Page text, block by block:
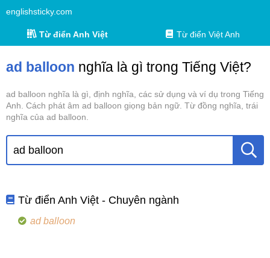
englishsticky.com
Từ điển Anh Việt Từ điển Việt Anh
ad balloon nghĩa là gì trong Tiếng Việt?
ad balloon nghĩa là gì, định nghĩa, các sử dụng và ví dụ trong Tiếng
Anh. Cách phát âm ad balloon giọng bản ngữ. Từ đồng nghĩa, trái
nghĩa của ad balloon.
Từ điển Anh Việt - Chuyên ngành
ad balloon